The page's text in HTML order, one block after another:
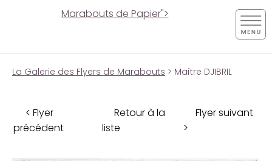
Marabouts de Papier">
La Galerie des Flyers de Marabouts > Maître DJIBRIL
< Flyer
précédent
Retour à la
liste
Flyer suivant
>